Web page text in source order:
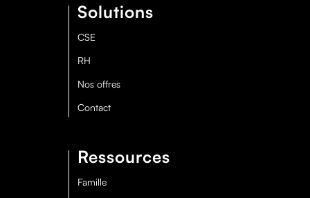
Solutions
CSE
RH
Nos offres
Contact
Ressources
Famille